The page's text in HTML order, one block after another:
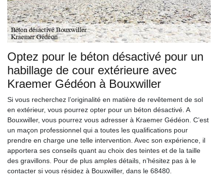
Optez pour le béton désactivé pour un
habillage de cour extérieure avec
Kraemer Gédéon à Bouxwiller
Si vous recherchez l’originalité en matière de revêtement de sol
en extérieur, vous pourrez opter pour un béton désactivé. A
Bouxwiller, vous pourrez vous adresser à Kraemer Gédéon. C’est
un maçon professionnel qui a toutes les qualifications pour
prendre en charge une telle intervention. Avec son expérience, il
apportera ses conseils quant au choix des teintes et de la taille
des gravillons. Pour de plus amples détails, n’hésitez pas à le
contacter si vous résidez à Bouxwiller, dans le 68480.